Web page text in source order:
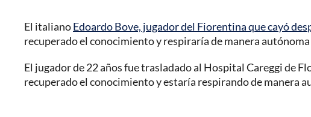
El italianoEdoardo Bove, jugador del Fiorentina que cayó
recuperado el conocimiento y respiraría de manera
El jugador de 22 años fue trasladado al Hospital Careggi de
recuperado el conocimiento y estaría respirando de manera